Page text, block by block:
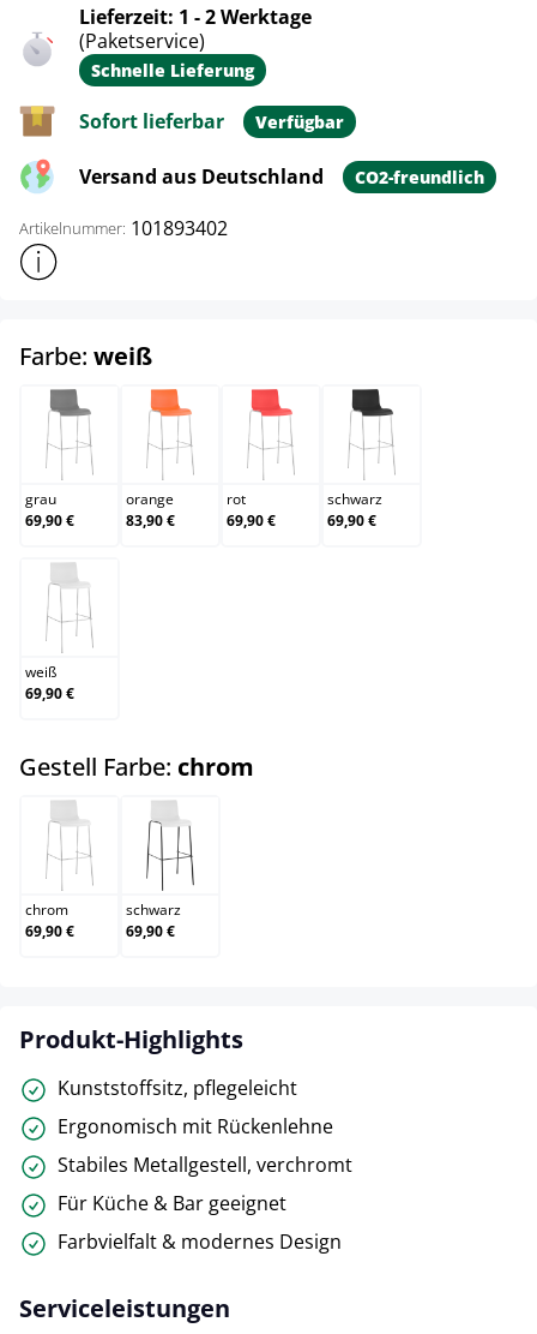
Lieferzeit: 1 - 2 Werktage
(Paketservice)
Schnelle Lieferung
Sofort lieferbar Verfügbar
Versand aus Deutschland CO2-freundlich
Artikelnummer: 101893402
Weitere Produktinformationen anzeigen
Farbe: weißauswählen
grau
grau
69,90 €
orange
orange
83,90 €
rot
rot
69,90 €
schwarz
schwarz
69,90 €
weiß
weiß
69,90 €
Gestell Farbe: chrom
chrom
chrom
69,90 €
schwarz
schwarz
69,90 €
Produkt-Highlights
Kunststoffsitz, pflegeleicht
Ergonomisch mit Rückenlehne
Stabiles Metallgestell, verchromt
Für Küche & Bar geeignet
Farbvielfalt & modernes Design
Serviceleistungen